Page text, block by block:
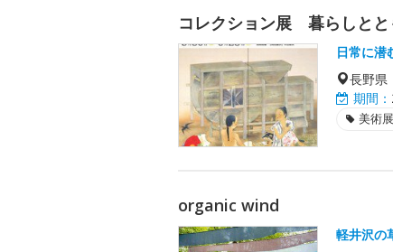
コレクション展 暮らしと
日常に潜
長野県
期間：
美術
organic wind
軽井沢の